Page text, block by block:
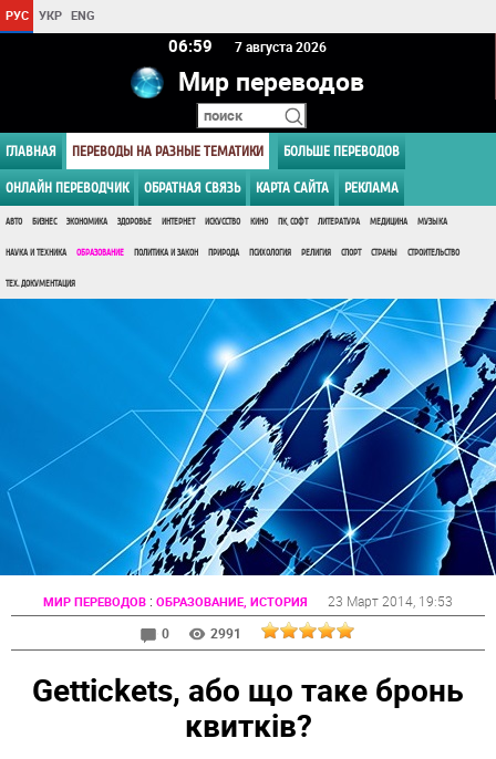
РУС УКР ENG
06:59 7 августа 2026
Мир переводов
ГЛАВНАЯ ПЕРЕВОДЫ НА РАЗНЫЕ ТЕМАТИКИ БОЛЬШЕ ПЕРЕВОДОВ
ОНЛАЙН ПЕРЕВОДЧИК ОБРАТНАЯ СВЯЗЬ КАРТА САЙТА РЕКЛАМА
АВТО БИЗНЕС ЭКОНОМИКА ЗДОРОВЬЕ ИНТЕРНЕТ ИСКУССТВО КИНО ПК, СОФТ ЛИТЕРАТУРА МЕДИЦИНА МУЗЫКА
НАУКА И ТЕХНИКА ОБРАЗОВАНИЕ ПОЛИТИКА И ЗАКОН ПРИРОДА ПСИХОЛОГИЯ РЕЛИГИЯ СПОРТ СТРАНЫ СТРОИТЕЛЬСТВО
ТЕХ. ДОКУМЕНТАЦИЯ
МИР ПЕРЕВОДОВ : ОБРАЗОВАНИЕ, ИСТОРИЯ 23 Март 2014 , 19:53
0
2991
Gettickets, або що таке бронь
квитків?